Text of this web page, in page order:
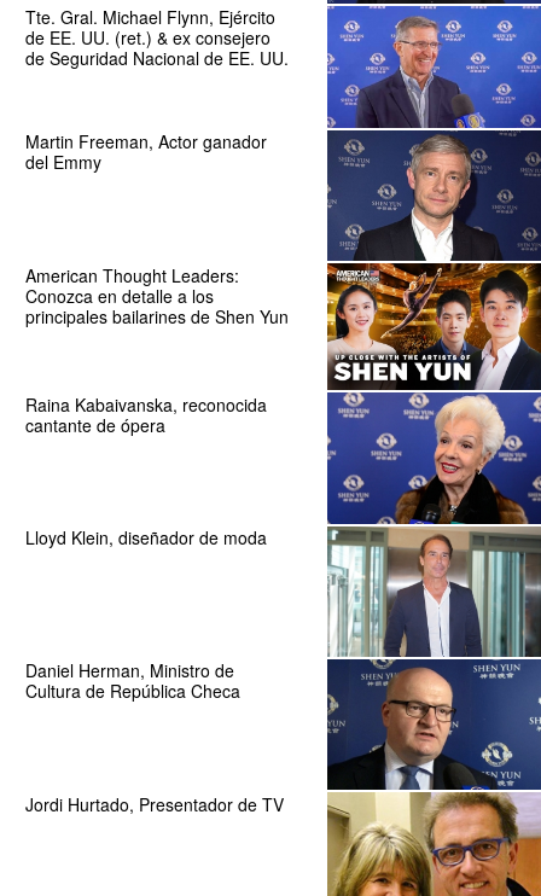
Tte. Gral. Michael Flynn, Ejército
de EE. UU. (ret.) & ex consejero
de Seguridad Nacional de EE. UU.
Martin Freeman, Actor ganador
del Emmy
American Thought Leaders:
Conozca en detalle a los
principales bailarines de Shen Yun
Raina Kabaivanska, reconocida
cantante de ópera
Lloyd Klein, diseñador de moda
Daniel Herman, Ministro de
Cultura de República Checa
Jordi Hurtado, Presentador de TV